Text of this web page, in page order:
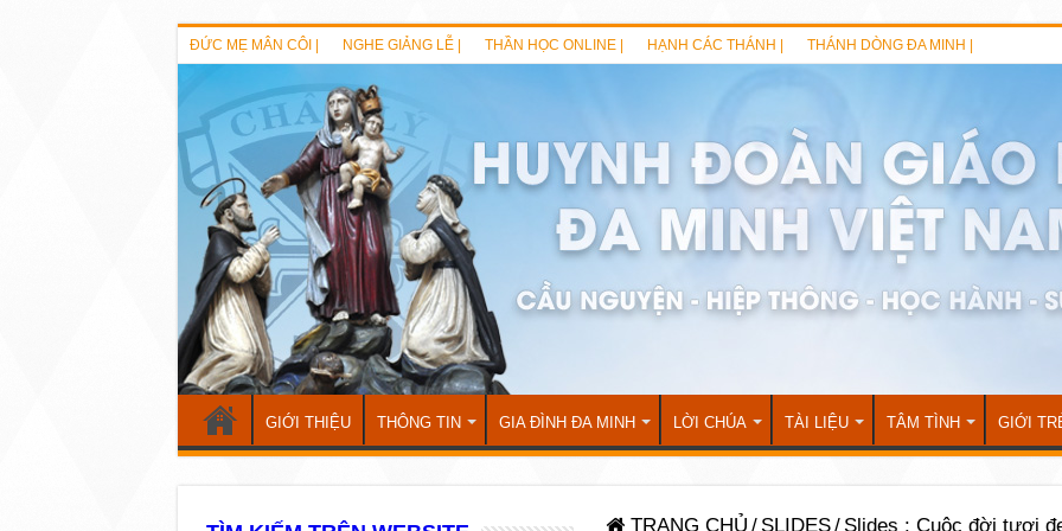
ĐỨC MẸ MÂN CÔI | NGHE GIẢNG LỄ | THẦN HỌC ONLINE | HẠNH CÁC THÁNH | THÁNH DÒNG ĐA MINH |
GIỚI THIỆU THÔNG TIN GIA ĐÌNH ĐA MINH LỜI CHÚA TÀI LIỆU TÂM TÌNH GIỚI
TRANG CHỦ / SLIDES/ Slides : Cuộc đời tươi